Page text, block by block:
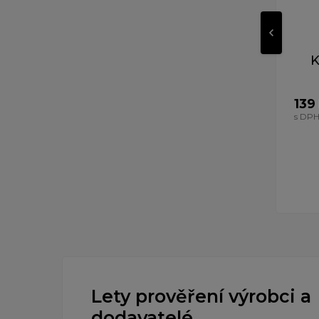
s DPH
Lety prověření výrobci a